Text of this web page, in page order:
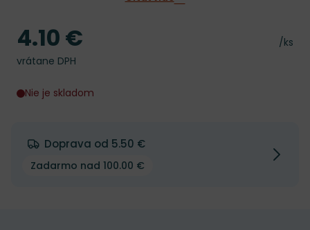
Cena
/ks
Cena
4.10 €
vrátane DPH
Nie je skladom
Doprava od 5.50 €
Zadarmo nad 100.00 €